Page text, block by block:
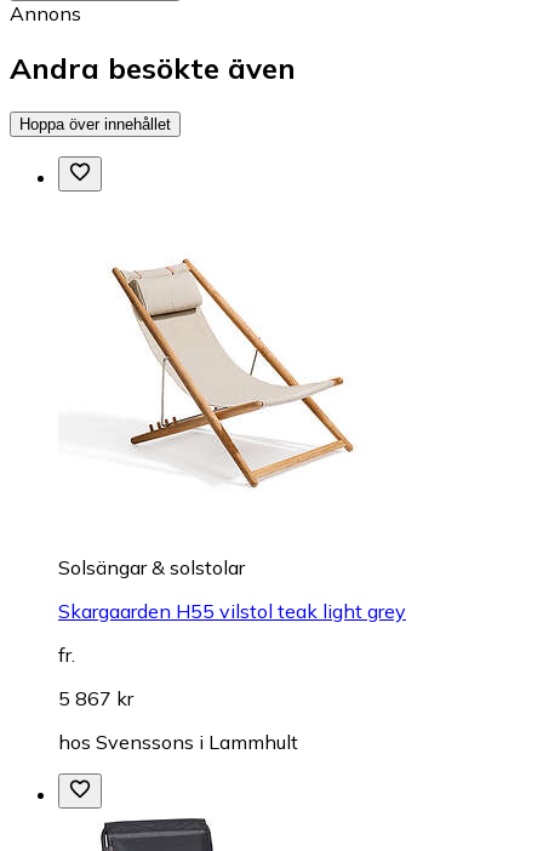
Annons
Andra besökte även
Hoppa över innehållet
Solsängar & solstolar
Skargaarden H55 vilstol teak light grey
fr.
5 867 kr
hos Svenssons i Lammhult